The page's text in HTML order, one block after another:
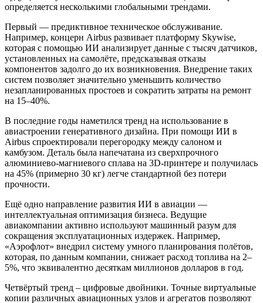
определяется несколькими глобальными трендами.
Первый — предиктивное техническое обслуживание.
Например, концерн Airbus развивает платформу Skywise,
которая с помощью ИИ анализирует данные с тысяч датчиков,
установленных на самолёте, предсказывая отказы
компонентов задолго до их возникновения. Внедрение таких
систем позволяет значительно уменьшить количество
незапланированных простоев и сократить затраты на ремонт
на 15–40%.
В последние годы наметился тренд на использование в
авиастроении генеративного дизайна. При помощи ИИ в
Airbus спроектировали перегородку между салоном и
камбузом. Деталь была напечатана из сверхпрочного
алюминиево-магниевого сплава на 3D‑принтере и получилась
на 45% (примерно 30 кг) легче стандартной без потери
прочности.
Ещё одно направление развития ИИ в авиации —
интеллектуальная оптимизация бизнеса. Ведущие
авиакомпании активно используют машинный разум для
сокращения эксплуатационных издержек. Например,
«Аэрофлот» внедрил систему умного планирования полётов,
которая, по данным компании, снижает расход топлива на 2–
5%, что эквивалентно десяткам миллионов долларов в год.
Четвёртый тренд – цифровые двойники. Точные виртуальные
копии различных авиационных узлов и агрегатов позволяют